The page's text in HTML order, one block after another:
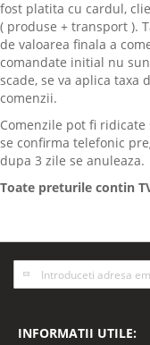
fost platita cu cardul,
( produse + transport ).
de valoarea finala a
comandate initial nu
scade, se va aplica taxa
comenzii.
Comenzile pot fi
se confirma telefonic
dupa 3 zile se anuleaza.
Toate preturile contin
Inscrieti-
va
noastre
INFORMATII UTILE: